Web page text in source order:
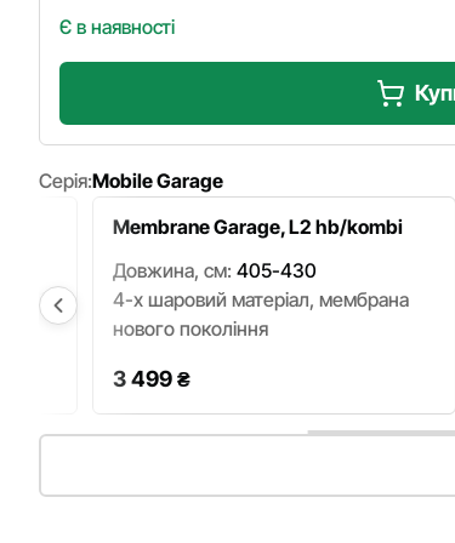
Є в наявності
Серія:Mobile Garage
Membrane Garage, L2 hb/kombi
Довжина, см: 405-430
4-х шаровий матеріал, мембрана
нового покоління
3 499 ₴